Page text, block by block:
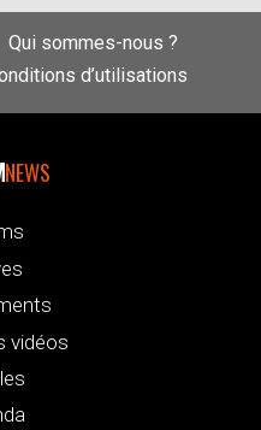
Qui sommes-nous ?
d’utilisations
NEWS
vidéos